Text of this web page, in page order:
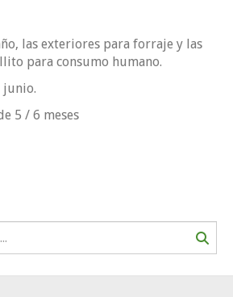
las exteriores para forraje y las
para consumo humano.
junio.
5 / 6 meses